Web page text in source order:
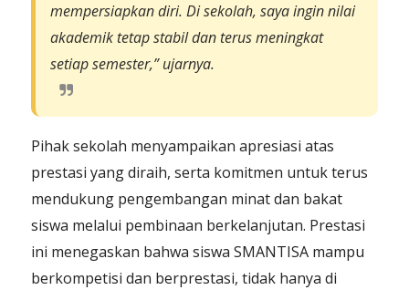
mempersiapkan diri. Di sekolah, saya ingin nilai
akademik tetap stabil dan terus meningkat
setiap semester,”ujarnya.
Pihak sekolah menyampaikan apresiasi atas
prestasi yang diraih, serta komitmen untuk terus
mendukung pengembangan minat dan bakat
siswa melalui pembinaan berkelanjutan. Prestasi
ini menegaskan bahwa siswa SMANTISA mampu
berkompetisi dan berprestasi, tidak hanya di